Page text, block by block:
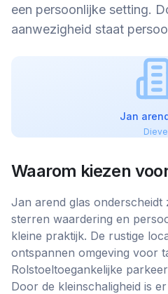
een persoonlijke setting.
aanwezigheid staat
Jan
Waarom kiezen
Jan arend glas
sterren waardering en
kleine praktijk. De rustige
ontspannen omgeving voor
Rolstoeltoegankelijke
Door de kleinschaligheid is